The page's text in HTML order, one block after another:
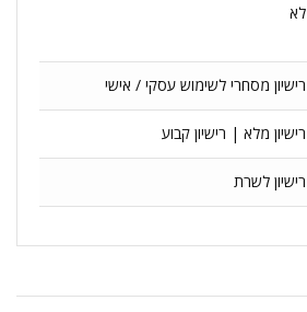
לא
רישיון מסחרי לשימוש עסקי / אישי
רישיון מלא | רישיון קבוע
רישיון לשרת